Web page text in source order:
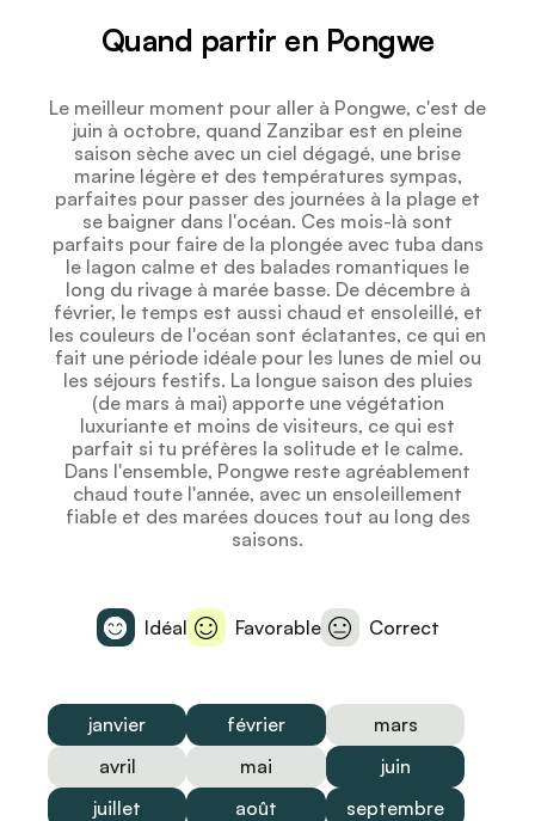
Quand partir en Pongwe
Le meilleur moment pour aller à Pongwe, c'est de
juin à octobre, quand Zanzibar est en pleine
saison sèche avec un ciel dégagé, une brise
marine légère et des températures sympas,
parfaites pour passer des journées à la plage et
se baigner dans l'océan. Ces mois-là sont
parfaits pour faire de la plongée avec tuba dans
le lagon calme et des balades romantiques le
long du rivage à marée basse. De décembre à
février, le temps est aussi chaud et ensoleillé, et
les couleurs de l'océan sont éclatantes, ce qui en
fait une période idéale pour les lunes de miel ou
les séjours festifs. La longue saison des pluies
(de mars à mai) apporte une végétation
luxuriante et moins de visiteurs, ce qui est
parfait si tu préfères la solitude et le calme.
Dans l'ensemble, Pongwe reste agréablement
chaud toute l'année, avec un ensoleillement
fiable et des marées douces tout au long des
saisons.
Idéal Favorable Correct
janvier février
mars
avril
mai
juin
juillet
août
septembre